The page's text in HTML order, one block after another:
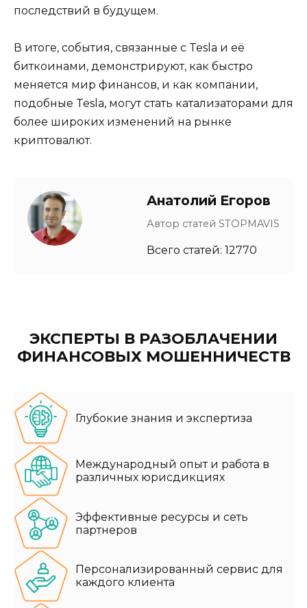
последствий в будущем.
В итоге, события, связанные с Tesla и её
биткоинами, демонстрируют, как быстро
меняется мир финансов, и как компании,
подобные Tesla, могут стать катализаторами для
более широких изменений на рынке
криптовалют.
Анатолий Егоров
Автор статей STOPMAVIS
Всего статей: 12770
ЭКСПЕРТЫ В РАЗОБЛАЧЕНИИ
ФИНАНСОВЫХ МОШЕННИЧЕСТВ
Глубокие знания и экспертиза
Международный опыт и работа в
различных юрисдикциях
Эффективные ресурсы и сеть
партнеров
Персонализированный сервис для
каждого клиента